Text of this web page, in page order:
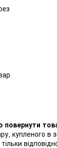
повернути
купленого в